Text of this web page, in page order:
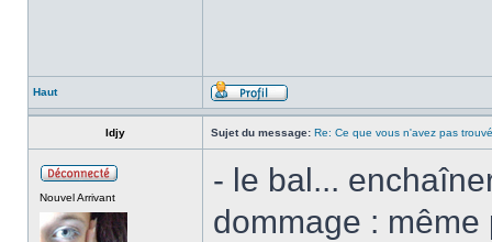
Haut
Idjy Sujet du message: Re: Ce que vous n'avez pas
Nouvel Arrivant
- le bal...
dommage :